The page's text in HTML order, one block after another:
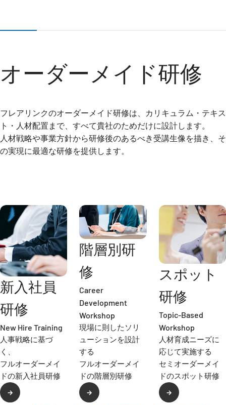
オーダーメイド研修
フレアリンクのオーダーメイド研修は、カリキュラム・テキス
ト・人材配置まで、すべて貴社のためだけに設計します。
人材戦略や事業方針から研修後のあるべき受講生像を描き、そ
の実現に最適な研修を提供します。
新入社員
研修
New Hire Training
人事戦略に基づ
く、
フルオーダーメイ
ドの新入社員研修
→
階層別研
修
Career
Development
Workshop
現場に則したソリ
ューションを設計
する
フルオーダーメイ
ドの階層別研修
→
スポット
研修
Topic-Based
Workshop
人材育成ニーズに
応じて実施する
セミオーダーメイ
ドのスポット研修
→